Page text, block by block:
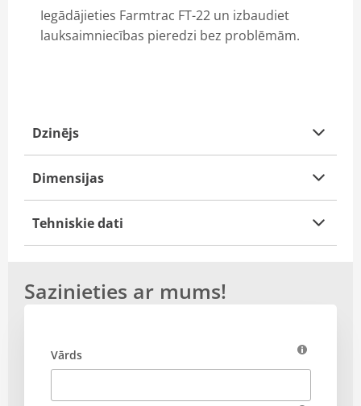
Iegādājieties Farmtrac FT-22 un izbaudiet
lauksaimniecības pieredzi bez problēmām.
Dzinējs
Dimensijas
Tehniskie dati
Sazinieties ar mums!
Vārds
Digitālie risinājumi